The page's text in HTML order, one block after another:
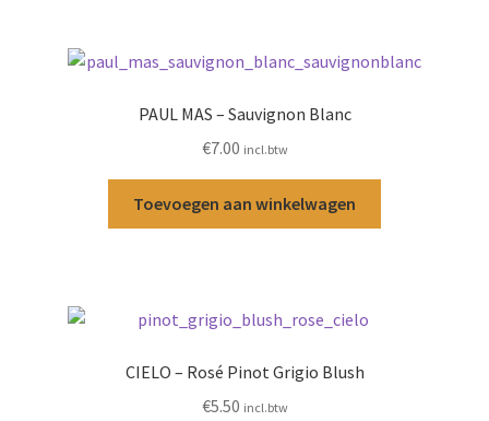
PAUL MAS – Sauvignon Blanc
€7.00 incl.btw
Toevoegen aan winkelwagen
CIELO – Rosé Pinot Grigio Blush
€5.50 incl.btw